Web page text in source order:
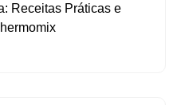
Receitas Práticas e